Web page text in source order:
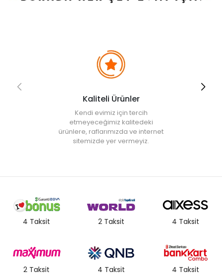
Kaliteli Ürünler
Kendi evimiz için tercih
etmeyeceğimiz kalitedeki
ürünlere, raflarımızda ve internet
sitemizde yer vermeyiz.
4 Taksit 2 Taksit 4 Taksit
2 Taksit 4 Taksit 4 Taksit